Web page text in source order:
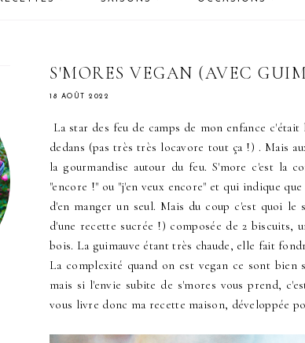
S'MORES VEGAN (AVEC
18 AOÛT 2022
La star des feu de camps de mon enfance
dedans (pas très très locavore tout ça !) . Mais
la gourmandise autour du feu. S'more c'est la
"encore !" ou "j'en veux encore" et qui indique
d'en manger un seul. Mais du coup c'est quoi
d'une recette sucrée !) composée de 2 biscuits,
bois. La guimauve étant très chaude, elle fait
La complexité quand on est vegan ce sont bien
mais si l'envie subite de s'mores vous prend,
vous livre donc ma recette maison, développée